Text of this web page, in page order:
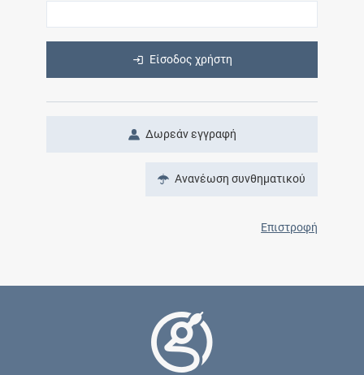
Είσοδος χρήστη
Δωρεάν εγγραφή
Ανανέωση συνθηματικού
Επιστροφή